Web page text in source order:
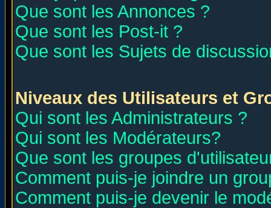
Que sont les Annonces ?
Que sont les Post-it ?
Que sont les Sujets de
Niveaux des Utilisateurs et
Qui sont les Administrateurs ?
Qui sont les Modérateurs?
Que sont les groupes
Comment puis-je joindre un
Comment puis-je devenir le